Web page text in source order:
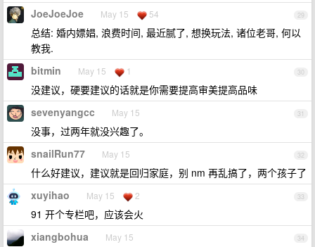
29
JoeJoeJoe May 15 54
总结: 婚内嫖娼, 浪费时间, 最近腻了, 想换玩法, 诸位老哥, 何以
教我.
30
bitmin May 15 1
没建议，硬要建议的话就是你需要提高审美提高品味
31
sevenyangcc May 15
没事，过两年就没兴趣了。
32
snailRun77 May 15
什么好建议，建议就是回归家庭，别 nm 再乱搞了，两个孩子了
33
xuyihao May 15 2
91 开个专栏吧，应该会火
34
xiangbohua May 15